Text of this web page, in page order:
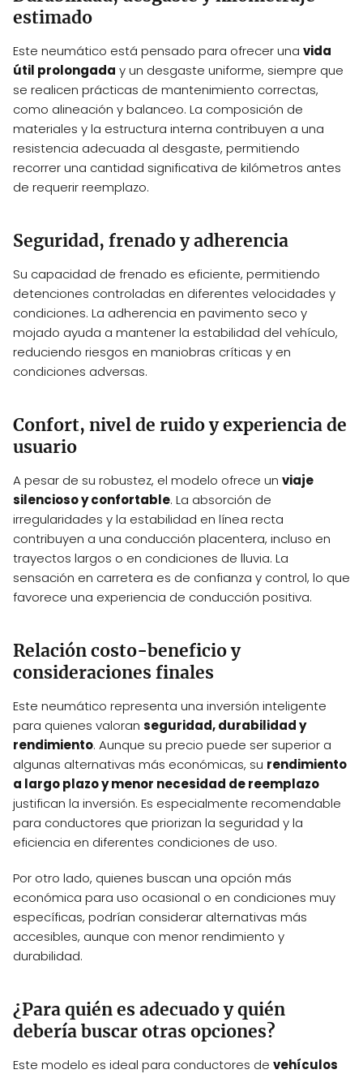
estimado
Este neumático está pensado para ofrecer una vida
útil prolongada y un desgaste uniforme, siempre que
se realicen prácticas de mantenimiento correctas,
como alineación y balanceo. La composición de
materiales y la estructura interna contribuyen a una
resistencia adecuada al desgaste, permitiendo
recorrer una cantidad significativa de kilómetros antes
de requerir reemplazo.
Seguridad, frenado y adherencia
Su capacidad de frenado es eficiente, permitiendo
detenciones controladas en diferentes velocidades y
condiciones. La adherencia en pavimento seco y
mojado ayuda a mantener la estabilidad del vehículo,
reduciendo riesgos en maniobras críticas y en
condiciones adversas.
Confort, nivel de ruido y experiencia de
usuario
A pesar de su robustez, el modelo ofrece un viaje
silencioso y confortable. La absorción de
irregularidades y la estabilidad en línea recta
contribuyen a una conducción placentera, incluso en
trayectos largos o en condiciones de lluvia. La
sensación en carretera es de confianza y control, lo que
favorece una experiencia de conducción positiva.
Relación costo-beneficio y
consideraciones finales
Este neumático representa una inversión inteligente
para quienes valoran seguridad, durabilidad y
rendimiento. Aunque su precio puede ser superior a
algunas alternativas más económicas, su rendimiento
a largo plazo y menor necesidad de reemplazo
justifican la inversión. Es especialmente recomendable
para conductores que priorizan la seguridad y la
eficiencia en diferentes condiciones de uso.
Por otro lado, quienes buscan una opción más
económica para uso ocasional o en condiciones muy
específicas, podrían considerar alternativas más
accesibles, aunque con menor rendimiento y
durabilidad.
¿Para quién es adecuado y quién
debería buscar otras opciones?
Este modelo es ideal para conductores de vehículos